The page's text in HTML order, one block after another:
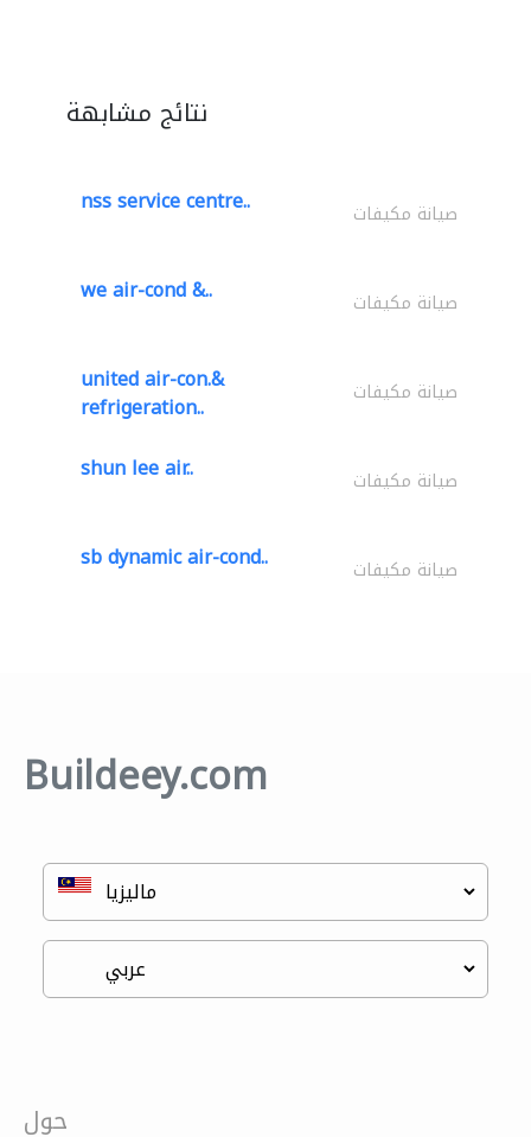
نتائج مشابهة
nss service centre.. صيانة مكيفات
we air-cond &.. صيانة مكيفات
united air-con.&
refrigeration.. صيانة مكيفات
shun lee air.. صيانة مكيفات
sb dynamic air-cond.. صيانة مكيفات
Buildeey.com
حول